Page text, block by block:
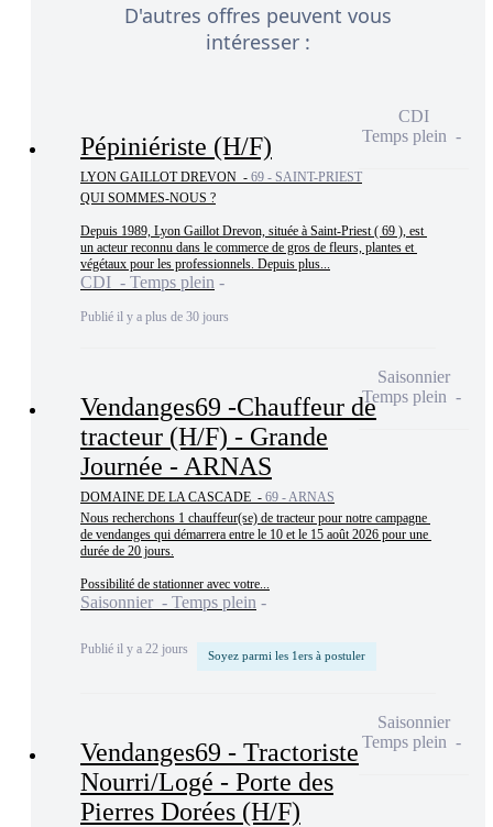
D'autres offres peuvent vous
intéresser :
Pépiniériste (H/F)
LYON GAILLOT DREVON - 69 - SAINT-PRIEST
QUI SOMMES-NOUS ?
Depuis 1989, Lyon Gaillot Drevon, située à Saint-Priest ( 69 ), est
un acteur reconnu dans le commerce de gros de fleurs, plantes et
végétaux pour les professionnels. Depuis plus...
CDI - Temps plein
Publié il y a plus de 30 jours
CDI
Temps plein
Vendanges69 -Chauffeur de
tracteur (H/F) - Grande
Journée - ARNAS
DOMAINE DE LA CASCADE - 69 - ARNAS
Nous recherchons 1 chauffeur(se) de tracteur pour notre campagne
de vendanges qui démarrera entre le 10 et le 15 août 2026 pour une
durée de 20 jours.
Possibilité de stationner avec votre...
Saisonnier - Temps plein
Publié il y a 22 jours Soyez parmi les 1ers à postuler
Saisonnier
Temps plein
Vendanges69 - Tractoriste
Nourri/Logé - Porte des
Pierres Dorées (H/F)
Saisonnier
Temps plein